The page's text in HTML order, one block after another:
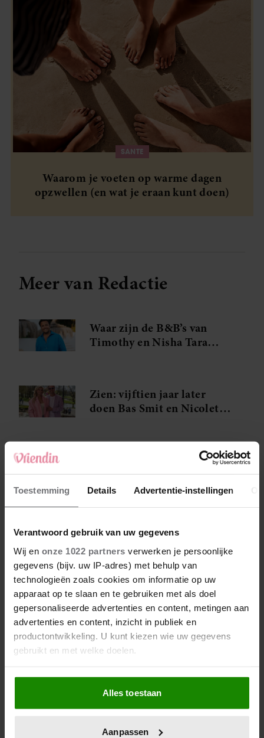
Toestemming Details Advertentie-instellingen
Verantwoord gebruik van uw gegevens
Wij en onze 1022 partners verwerken je persoonlijke
gegevens (bijv. uw IP-adres) met behulp van
technologieën zoals cookies om informatie op uw
apparaat op te slaan en te gebruiken met als doel
gepersonaliseerde advertenties en content, metingen aan
advertenties en content, inzicht in publiek en
productontwikkeling. U kunt kiezen wie uw gegevens
gebruikt en met welke doelen.
Als u het toestaat, willen we ook graag:
Informatie verzamelen over uw geografische
locatie, die tot een paar meter nauwkeurig kan zijn
Alles toestaan
Aanpassen
SANTE
Waarom je voeten op warme dagen
opzwellen (en wat je eraan kunt doen)
Meer van Redactie
Waar zijn de B&B’s van
Timothy en Nisha Tara
Zien: vijftien jaar later
doen Bas Smit en Nicolette
Aangrijpend moment in
B&B Vol Liefde: Eline
barst in tranen uit